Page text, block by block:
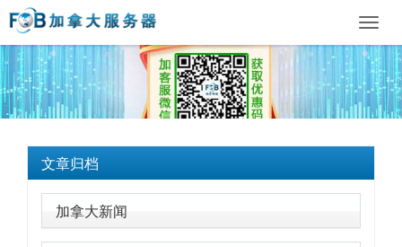
文章归档
加拿大新闻